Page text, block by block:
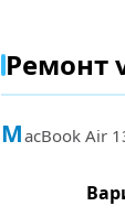
Ремонт
MacBook Air